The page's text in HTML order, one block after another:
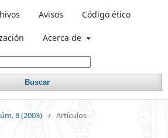
Avisos Código ético
Acerca de
Buscar
8 (2003) / Artículos